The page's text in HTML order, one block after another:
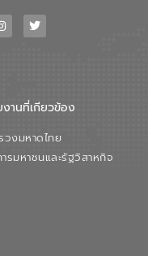
านที่เกียวข้อง
วงมหาดไทย
รมหาชนและรัฐวิสาหกิจ